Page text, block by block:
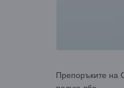
Препоръките на